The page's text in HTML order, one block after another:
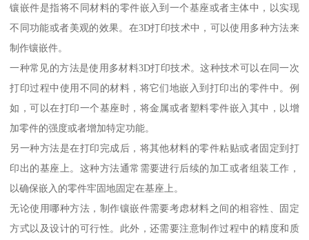
镶嵌件是指将不同材料的零件嵌入到一个基座或者主体中，以实现
不同功能或者美观的效果。在3D打印技术中，可以使用多种方法来
制作镶嵌件。
一种常见的方法是使用多材料3D打印技术。这种技术可以在同一次
打印过程中使用不同的材料，将它们地嵌入到打印出的零件中。例
如，可以在打印一个基座时，将金属或者塑料零件嵌入其中，以增
加零件的强度或者增加特定功能。
另一种方法是在打印完成后，将其他材料的零件粘贴或者固定到打
印出的基座上。这种方法通常需要进行后续的加工或者组装工作，
以确保嵌入的零件牢固地固定在基座上。
无论使用哪种方法，制作镶嵌件需要考虑材料之间的相容性、固定
方式以及设计的可行性。此外，还需要注意制作过程中的精度和质